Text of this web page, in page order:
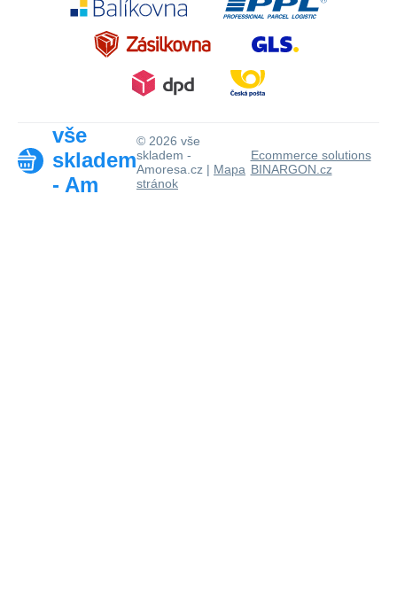
vše
skladem
- Am
© 2026 vše
skladem -
Amoresa.cz | Mapa
stránok
Ecommerce solutions
BINARGON.cz